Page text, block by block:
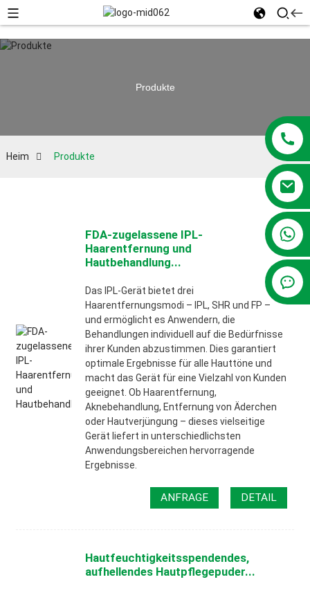
+86 13381209830
Produkte
Heim Produkte
FDA-zugelassene IPL-
Haarentfernung und
Hautbehandlung...
Das IPL-Gerät bietet drei
Haarentfernungsmodi – IPL, SHR und FP –
und ermöglicht es Anwendern, die
Behandlungen individuell auf die Bedürfnisse
ihrer Kunden abzustimmen. Dies garantiert
optimale Ergebnisse für alle Hauttöne und
macht das Gerät für eine Vielzahl von Kunden
geeignet. Ob Haarentfernung,
Aknebehandlung, Entfernung von Äderchen
oder Hautverjüngung – dieses vielseitige
Gerät liefert in unterschiedlichsten
Anwendungsbereichen hervorragende
Ergebnisse.
ANFRAGE DETAIL
Hautfeuchtigkeitsspendendes,
aufhellendes Hautpflegepuder...